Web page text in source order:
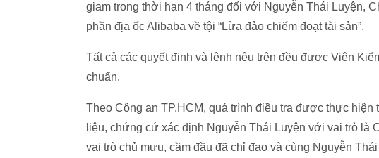
giam trong thời hạn 4 tháng đối với Nguyễn Thái Luyện,
phần địa ốc Alibaba về tội “Lừa đảo chiếm đoạt tài sản”.
Tất cả các quyết định và lệnh nêu trên đều được Viện
chuẩn.
Theo Công an TP.HCM, quá trình điều tra được thực hiện
liệu, chứng cứ xác định Nguyễn Thái Luyện với vai trò là
vai trò chủ mưu, cầm đầu đã chỉ đạo và cùng Nguyễn